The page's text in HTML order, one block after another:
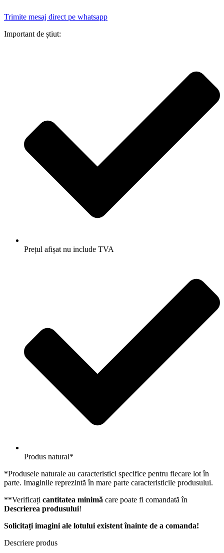
Trimite mesaj direct pe whatsapp
Important de știut:
Prețul afișat nu include TVA
Produs natural*
*Produsele naturale au caracteristici specifice pentru fiecare lot în
parte. Imaginile reprezintă în mare parte caracteristicile produsului.
**Verificați cantitatea minimă care poate fi comandată în
Descrierea produsului!
Solicitați imagini ale lotului existent înainte de a comanda!
Descriere produs